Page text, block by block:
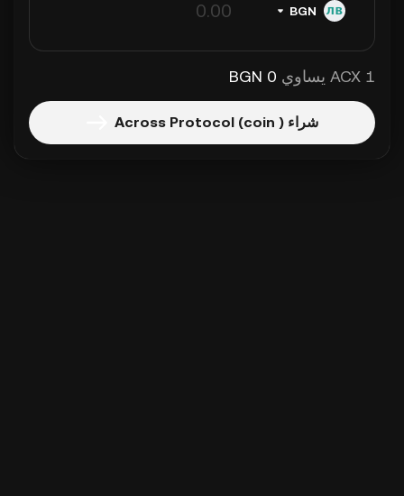
BGN
1 ACX يساوي 0 BGN
شراء Across Protocol (coin )